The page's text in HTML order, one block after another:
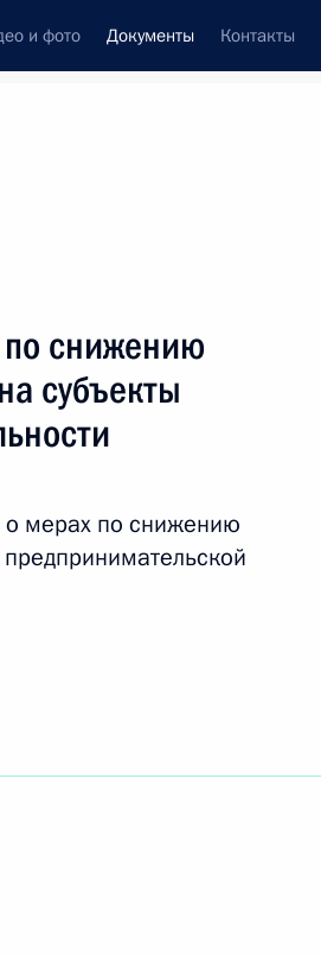
и фото Документы Контакты
материалы
по снижению
субъекты
о мерах по снижению